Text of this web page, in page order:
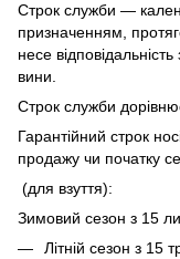
Строк служби —
призначенням,
несе
вини.
Строк служби
Гарантійний строк
продажу чи початку
(для взуття):
Зимовий сезон з 15
Літній сезон з 15